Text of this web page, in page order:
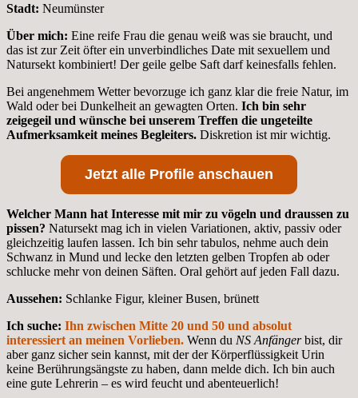
Stadt: Neumünster
Über mich: Eine reife Frau die genau weiß was sie braucht, und
das ist zur Zeit öfter ein unverbindliches Date mit sexuellem und
Natursekt kombiniert! Der geile gelbe Saft darf keinesfalls fehlen.
Bei angenehmem Wetter bevorzuge ich ganz klar die freie Natur, im
Wald oder bei Dunkelheit an gewagten Orten. Ich bin sehr
zeigegeil und wünsche bei unserem Treffen die ungeteilte
Aufmerksamkeit meines Begleiters. Diskretion ist mir wichtig.
Jetzt alle Profile anschauen
Welcher Mann hat Interesse mit mir zu vögeln und draussen zu
pissen? Natursekt mag ich in vielen Variationen, aktiv, passiv oder
gleichzeitig laufen lassen. Ich bin sehr tabulos, nehme auch dein
Schwanz in Mund und lecke den letzten gelben Tropfen ab oder
schlucke mehr von deinen Säften. Oral gehört auf jeden Fall dazu.
Aussehen: Schlanke Figur, kleiner Busen, brünett
Ich suche: Ihn zwischen Mitte 20 und 50 und absolut
interessiert an meinen Vorlieben. Wenn du NS Anfängerbist, dir
aber ganz sicher sein kannst, mit der der Körperflüssigkeit Urin
keine Berührungsängste zu haben, dann melde dich. Ich bin auch
eine gute Lehrerin – es wird feucht und abenteuerlich!